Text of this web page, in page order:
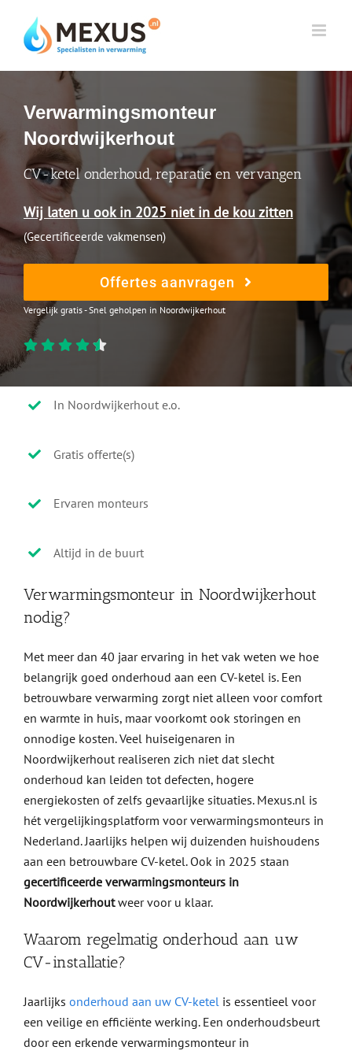
content
Verwarmingsmonteur
Noordwijkerhout
CV-ketel onderhoud, reparatie en vervangen
Wij laten u ook in 2025 niet in de kou zitten
(Gecertificeerde vakmensen)
Offertes aanvragen
Vergelijk gratis - Snel geholpen in Noordwijkerhout
In Noordwijkerhout e.o.
Gratis offerte(s)
Ervaren monteurs
Altijd in de buurt
Verwarmingsmonteur in Noordwijkerhout
nodig?
Met meer dan 40 jaar ervaring in het vak weten we hoe
belangrijk goed onderhoud aan een CV-ketel is. Een
betrouwbare verwarming zorgt niet alleen voor comfort
en warmte in huis, maar voorkomt ook storingen en
onnodige kosten. Veel huiseigenaren in
Noordwijkerhout realiseren zich niet dat slecht
onderhoud kan leiden tot defecten, hogere
energiekosten of zelfs gevaarlijke situaties. Mexus.nl is
hét vergelijkingsplatform voor verwarmingsmonteurs in
Nederland. Jaarlijks helpen wij duizenden huishoudens
aan een betrouwbare CV-ketel. Ook in 2025 staan
gecertificeerde verwarmingsmonteurs in
Noordwijkerhoutweer voor u klaar.
Waarom regelmatig onderhoud aan uw
CV-installatie?
Jaarlijks onderhoud aan uw CV-ketel is essentieel voor
een veilige en efficiënte werking. Een onderhoudsbeurt
door een erkende verwarmingsmonteur in